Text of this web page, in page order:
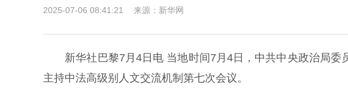
2025-07-06 08:41:21 来源： 新华网
新华社巴黎7月4日电 当地时间7月4日，中共中央政治局委
主持中法高级别人文交流机制第七次会议。